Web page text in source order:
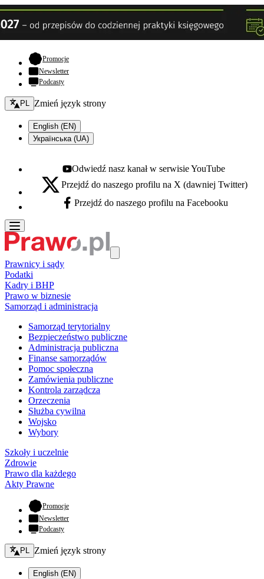
Promocje- otwiera się w nowej karcie
Newsletter
Podcasty
Zmień język - bieżący:
PL Zmień język strony
English (EN)
Українська (UA)
Youtube - otwiera się w nowej karcie
Odwiedź nasz kanał w serwisie YouTube
X - otwiera się w nowej karcie
Przejdź do naszego profilu na X (dawniej Twitter)
Facebook - otwiera się w nowej karcie
Przejdź do naszego profilu na Facebooku
Prawnicy i sądy
Podatki
Kadry i BHP
Prawo w biznesie
Samorząd i administracja
Samorząd terytorialny
Bezpieczeństwo publiczne
Administracja publiczna
Finanse samorządów
Pomoc społeczna
Zamówienia publiczne
Kontrola zarządcza
Orzeczenia
Służba cywilna
Wojsko
Wybory
Szkoły i uczelnie
Zdrowie
Prawo dla każdego
Akty Prawne
Promocje- otwiera się w nowej karcie
Newsletter
Podcasty
Zmień język - bieżący:
PL Zmień język strony
English (EN)